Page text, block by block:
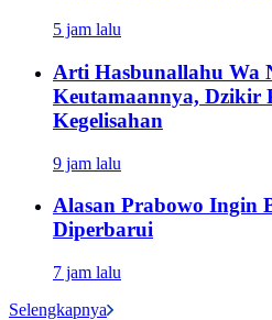
5 jam lalu
Arti Hasbunallahu Wa
Keutamaannya, Dzikir
Kegelisahan
9 jam lalu
Alasan Prabowo Ingin
Diperbarui
7 jam lalu
Selengkapnya